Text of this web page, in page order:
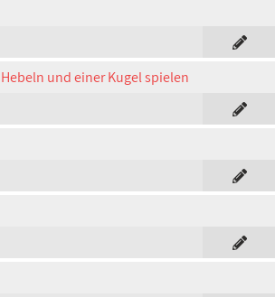
und einer Kugel spielen